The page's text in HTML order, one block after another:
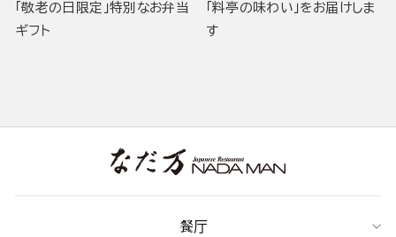
「敬老の日限定」特別なお弁当
ギフト
「料亭の味わい」をお届けしま
す
餐厅